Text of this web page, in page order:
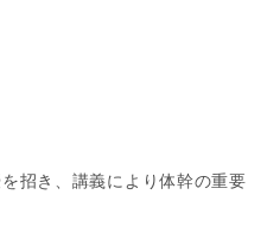
招き、講義により体幹の重要